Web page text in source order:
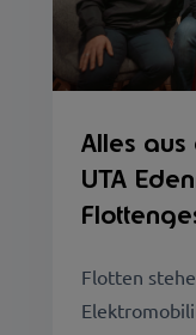
Alles aus
UTA
Flotten